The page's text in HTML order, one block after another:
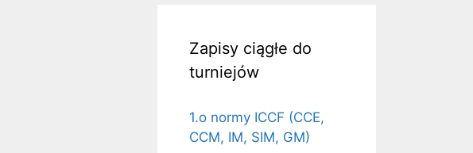
Zapisy ciągłe do
turniejów
1.o normy ICCF (CCE,
CCM, IM, SIM, GM)